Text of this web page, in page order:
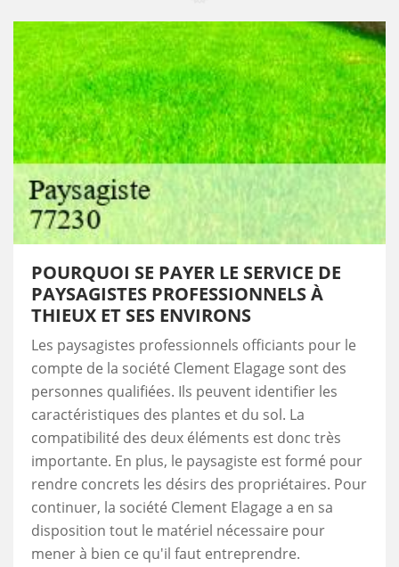
POURQUOI SE PAYER LE SERVICE DE
PAYSAGISTES PROFESSIONNELS À
THIEUX ET SES ENVIRONS
Les paysagistes professionnels officiants pour le
compte de la société Clement Elagage sont des
personnes qualifiées. Ils peuvent identifier les
caractéristiques des plantes et du sol. La
compatibilité des deux éléments est donc très
importante. En plus, le paysagiste est formé pour
rendre concrets les désirs des propriétaires. Pour
continuer, la société Clement Elagage a en sa
disposition tout le matériel nécessaire pour
mener à bien ce qu'il faut entreprendre.